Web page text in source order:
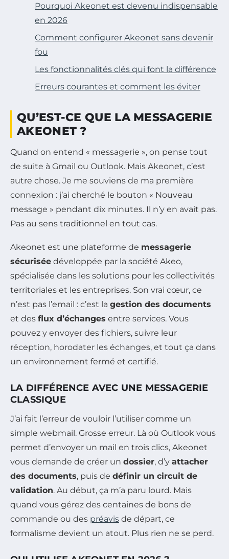
Pourquoi Akeonet est devenu indispensable
en 2026
Comment configurer Akeonet sans devenir
fou
Les fonctionnalités clés qui font la différence
Erreurs courantes et comment les éviter
QU’EST-CE QUE LA MESSAGERIE
AKEONET ?
Quand on entend « messagerie », on pense tout
de suite à Gmail ou Outlook. Mais Akeonet, c’est
autre chose. Je me souviens de ma première
connexion : j’ai cherché le bouton « Nouveau
message » pendant dix minutes. Il n’y en avait pas.
Pas au sens traditionnel en tout cas.
Akeonet est une plateforme de messagerie
sécurisée développée par la société Akeo,
spécialisée dans les solutions pour les collectivités
territoriales et les entreprises. Son vrai cœur, ce
n’est pas l’email : c’est la gestion des documents
et des flux d’échanges entre services. Vous
pouvez y envoyer des fichiers, suivre leur
réception, horodater les échanges, et tout ça dans
un environnement fermé et certifié.
LA DIFFÉRENCE AVEC UNE MESSAGERIE
CLASSIQUE
J’ai fait l’erreur de vouloir l’utiliser comme un
simple webmail. Grosse erreur. Là où Outlook vous
permet d’envoyer un mail en trois clics, Akeonet
vous demande de créer un dossier, d’y attacher
des documents, puis de définir un circuit de
validation. Au début, ça m’a paru lourd. Mais
quand vous gérez des centaines de bons de
commande ou des préavis de départ, ce
formalisme devient un atout. Plus rien ne se perd.